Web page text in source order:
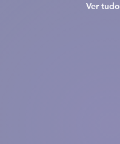
Ver tudo